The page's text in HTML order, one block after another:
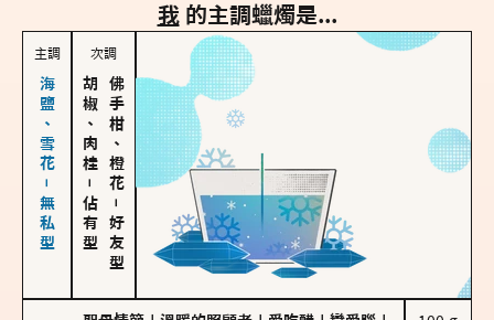
我 的主調蠟燭是...
主調
海鹽、雪花－無私型
次調
胡椒、肉桂
－
佔有型
佛手柑、橙花
－
好友型